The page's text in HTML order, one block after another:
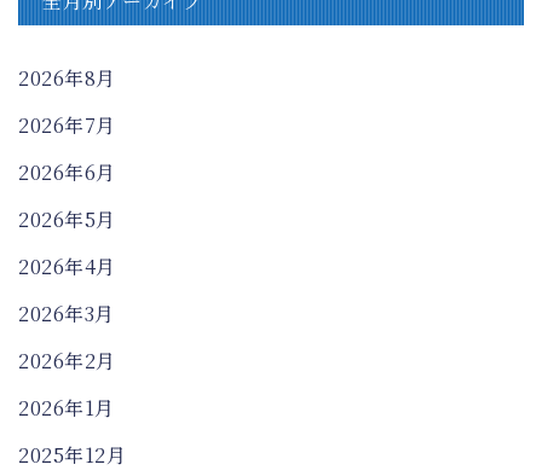
2026年8月
2026年7月
2026年6月
2026年5月
2026年4月
2026年3月
2026年2月
2026年1月
2025年12月